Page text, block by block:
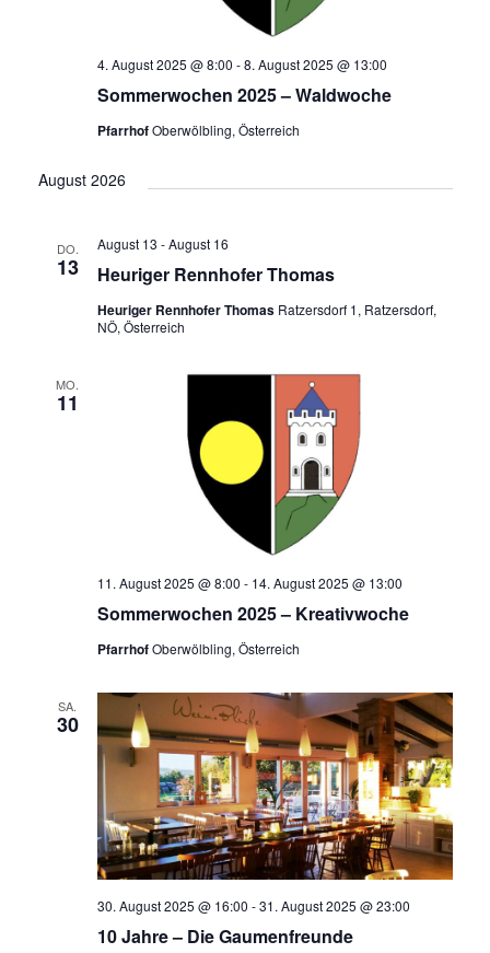
Sommerwochen 2025 – Waldwoche
4. August 2025 @ 8:00 -8. August 2025 @ 13:00
PfarrhofOberwölbling, Österreich
August 2026
DO.
13 Heuriger Rennhofer Thomas
August 13 -August 16
Heuriger Rennhofer Thomas Ratzersdorf 1, Ratzersdorf,
NÖ, Österreich
MO.
11
Sommerwochen 2025 – Kreativwoche
11. August 2025 @ 8:00 - 14. August 2025 @ 13:00
PfarrhofOberwölbling, Österreich
SA.
30
10 Jahre – Die Gaumenfreunde
30. August 2025 @ 16:00 -31. August 2025 @ 23:00